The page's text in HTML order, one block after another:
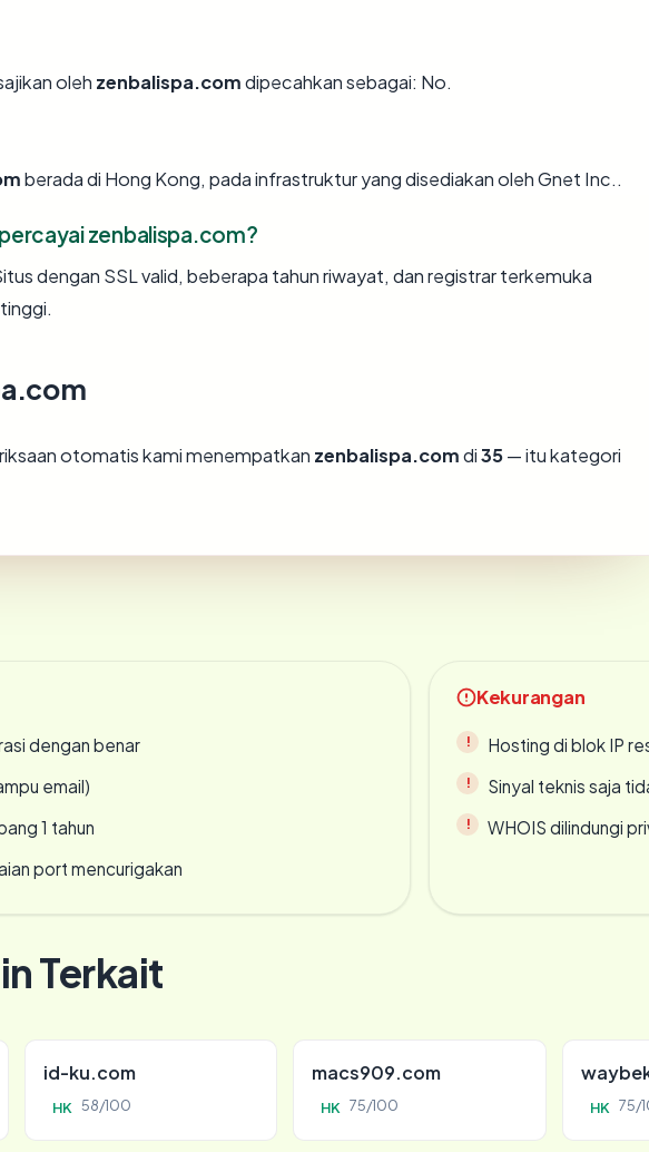
oleh zenbalispa.comdipecahkan sebagai: No.
berada di Hong Kong, pada infrastruktur yang disediakan oleh Gnet Inc..
zenbalispa.com?
dengan SSL valid, beberapa tahun riwayat, dan registrar terkemuka
otomatis kami menempatkan zenbalispa.comdi35— itu kategori
dengan benar
email)
1 tahun
port mencurigakan
Kekurangan
Hosting di blok IP
Sinyal teknis saja
WHOIS dilindungi
Terkait
id-ku.com
HK 58/100
macs909.com
HK 75/100 HK 75/